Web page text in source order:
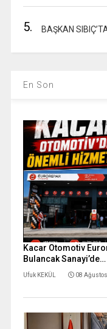
5. BAŞKAN
En Son
Kacar Otomotiv
Bulancak Sanayi’de…
Ufuk KEKÜL 08